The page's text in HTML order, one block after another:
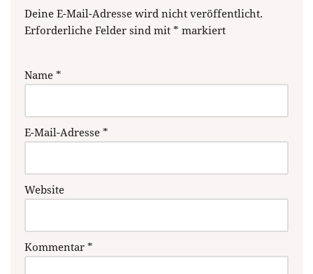
Deine E-Mail-Adresse wird nicht veröffentlicht.
Erforderliche Felder sind mit * markiert
Name *
E-Mail-Adresse *
Website
Kommentar *